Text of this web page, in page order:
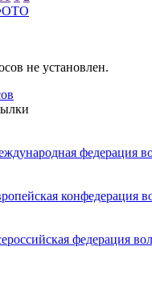
не установлен.
федерация
конфедерация
федерация